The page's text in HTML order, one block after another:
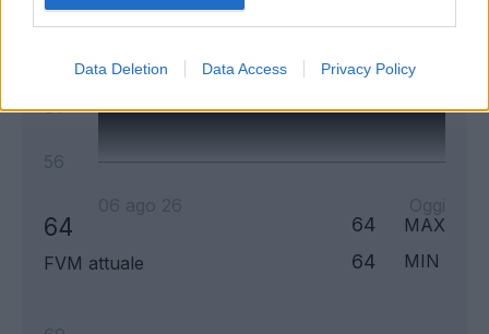
Data Deletion Data Access Privacy Policy
61
64
FVM attuale
64 MAX
64 MIN